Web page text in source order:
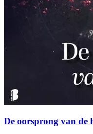
De oorsprong van de